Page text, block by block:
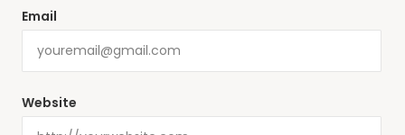
Email
Website